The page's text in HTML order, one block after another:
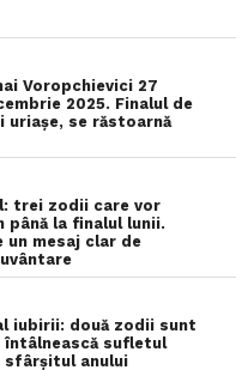
Voropchievici 27
2025. Finalul de
uriașe, se răstoarnă
trei zodii care vor
până la finalul lunii.
un mesaj clar de
iubirii: două zodii sunt
sufletul
sfârșitul anului